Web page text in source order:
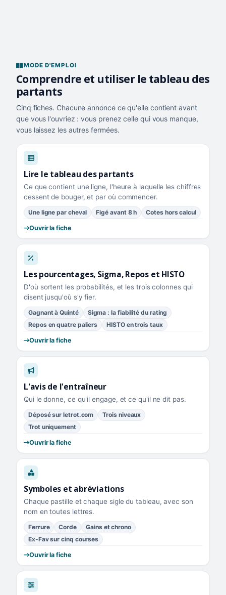
MODE D'EMPLOI
Comprendre et utiliser le tableau des
partants
Cinq fiches. Chacune annonce ce qu'elle contient avant
que vous l'ouvriez : vous prenez celle qui vous manque,
vous laissez les autres fermées.
Lire le tableau des partants
Ce que contient une ligne, l'heure à laquelle les chiffres
cessent de bouger, et par où commencer.
Une ligne par cheval Figé avant 8 h Cotes hors calcul
Ouvrir la fiche
Les pourcentages, Sigma, Repos et HISTO
D'où sortent les probabilités, et les trois colonnes qui
disent jusqu'où s'y fier.
Gagnant à Quinté
Sigma : la fiabilité du rating
Repos en quatre paliers
HISTO en trois taux
Ouvrir la fiche
L'avis de l'entraîneur
Qui le donne, ce qu'il engage, et ce qu'il ne dit pas.
Déposé sur letrot.com
Trois niveaux
Trot uniquement
Ouvrir la fiche
Symboles et abréviations
Chaque pastille et chaque sigle du tableau, avec son
nom en toutes lettres.
Ferrure Corde
Gains et chrono
Ex-Fav sur cinq courses
Ouvrir la fiche